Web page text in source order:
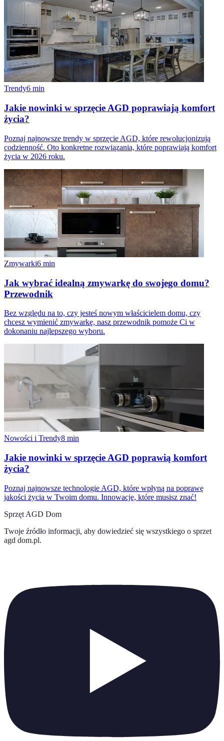
Trendy6 min
Jakie nowinki w sprzęcie AGD poprawiają komfort
życia?
Poznaj najnowsze trendy w sprzęcie AGD, które rewolucjonizują
codzienność. Oto konkretne rozwiązania, które poprawiają komfort
życia w 2026 roku.
Zmywarki6 min
Jak wybrać idealną zmywarkę do swojego domu?
Przewodnik
Bez względu na to, czy jesteś nowym właścicielem domu, czy
chcesz wymienić zmywarkę, nasz przewodnik pomoże Ci w
dokonaniu najlepszego wyboru.
Nowości i Trendy8 min
Jakie nowinki w sprzęcie AGD poprawią komfort
życia?
Poznaj najnowsze technologie AGD, które wpłyną na poprawę
jakości życia w Twoim domu. Innowacje, które musisz znać!
Sprzęt AGD Dom
Twoje źródło informacji, aby dowiedzieć się wszystkiego o sprzet
agd dom.pl.